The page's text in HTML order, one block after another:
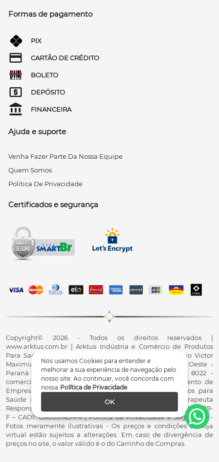
Nós usamos Cookies para entender e
melhorar a sua experiência de navegação pelo
nosso site. Ao continuar, você concorda com
nossa Política de Privacidade.
OK
Formas de pagamento
PIX
CARTÃO DE CRÉDITO
BOLETO
DEPÓSITO
FINANCEIRA
Ajuda e suporte
Venha Fazer Parte Da Nossa Equipe
Quem Somos
Política De Privacidade
Certificados e segurança
Copyright© 2026 - Todos os direitos reservados |
www.arktus.com.br | Arktus Indústria e Comércio de Produtos
Para Saúde Ltda | CNPJ: 01.417.367/0001-78 | R. Antônio Victor
Maximiano, 107, Parque Industrial II, Santa Tereza do Oeste -
Paraná - CEP 85825-900 - Fale conosco: 0800 200 8022 -
comercial@arktus.com.br | Autorização de Funcionamento de
Empresa - AFE/ANVISA - Para Fabricação de Produtos para
Saúde (Correlatos): 8.02.844-5 (UX418X102741) - Fisioterapeuta
Responsável Técnico Dr. Alex Fernando Zani - Crefito8(PR): 8409-
F – CADI: CA000145-PR | Política de Privacidade e Segurança -
Fotos meramente ilustrativas - Os preços e condições da loja
virtual estão sujeitos a alterações. Em caso de divergência de
preços no site, o valor válido é o do Carrinho de Compras.